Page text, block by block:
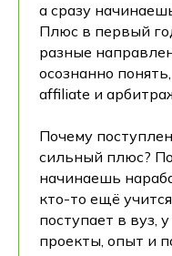
а сразу
Плюс в первый
разные
осознанно
affiliate и
Почему
сильный плюс?
начинаешь
кто-то ещё
поступает в вуз,
проекты, опыт и